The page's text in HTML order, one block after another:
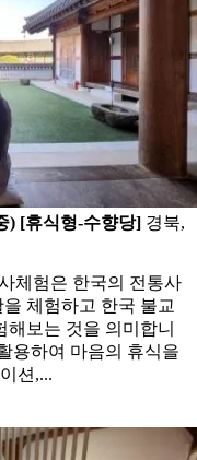
) [휴식형-수향당] 경북,
체험은 한국의 전통사
체험하고 한국 불교
보는 것을 의미합니
용하여 마음의 휴식을
션,...